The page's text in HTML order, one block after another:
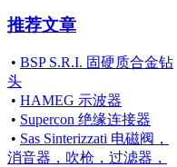
推荐文章
• BSP S.R.I. 固硬质合金钻
头
• HAMEG 示波器
• Supercon 绝缘连接器
• Sas Sinterizzati 电磁阀，
消音器，吹枪，过滤器，